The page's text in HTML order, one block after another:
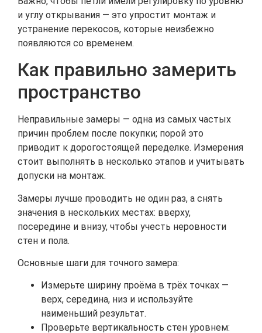
и углу открывания — это упростит монтаж и
устранение перекосов, которые неизбежно
появляются со временем.
Как правильно замерить
пространство
Неправильные замеры — одна из самых частых
причин проблем после покупки; порой это
приводит к дорогостоящей переделке. Измерения
стоит выполнять в несколько этапов и учитывать
допуски на монтаж.
Замеры лучше проводить не один раз, а снять
значения в нескольких местах: вверху,
посередине и внизу, чтобы учесть неровности
стен и пола.
Основные шаги для точного замера:
Измерьте ширину проёма в трёх точках —
верх, середина, низ и используйте
наименьший результат.
Проверьте вертикальность стен уровнем: